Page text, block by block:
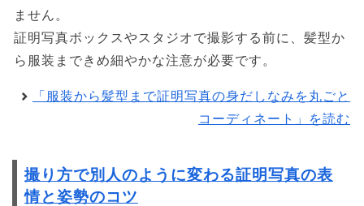
ません。
証明写真ボックスやスタジオで撮影する前に、髪型か
ら服装まできめ細やかな注意が必要です。
「服装から髪型まで証明写真の身だしなみを丸ごと
コーディネート」を読む
撮り方で別人のように変わる証明写真の表
情と姿勢のコツ